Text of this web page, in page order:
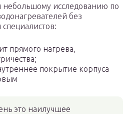
небольшому исследованию по
без
прямого нагрева,
покрытие корпуса
это наилучшее